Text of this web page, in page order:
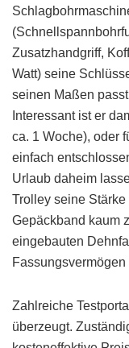
Zusatzhandgriff,
Watt) seine
seinen Maßen
Interessant ist er
ca. 1 Woche), oder
einfach
Urlaub daheim
Trolley seine
Gepäckband kaum
eingebauten
Zahlreiche
überzeugt.